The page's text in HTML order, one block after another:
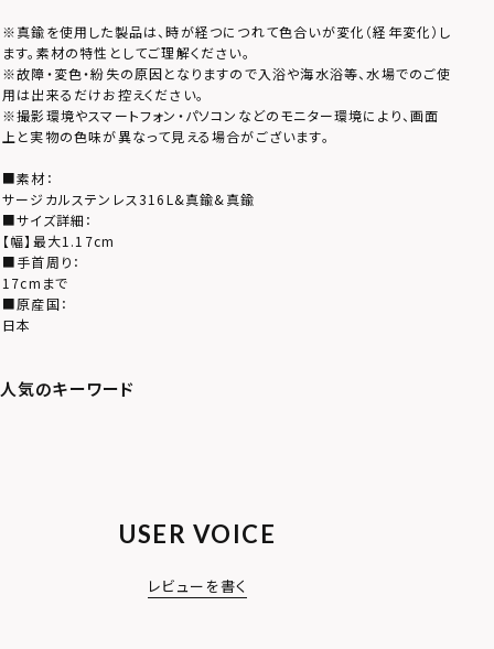
※真鍮を使用した製品は、時が経つにつれて色合いが変化（経年変化）し
ます。素材の特性としてご理解ください。
※故障・変色・紛失の原因となりますので入浴や海水浴等、水場でのご使
用は出来るだけお控えください。
※撮影環境やスマートフォン・パソコンなどのモニター環境により、画面
上と実物の色味が異なって見える場合がございます。
■素材：
サージカルステンレス316L&真鍮&真鍮
■サイズ詳細：
【幅】最大1.17cm
■手首周り：
17cmまで
■原産国：
日本
USER VOICE
レビューを書く